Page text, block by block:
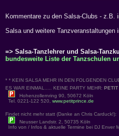
Kommentare zu den Salsa-Clubs -
Salsa und weitere Tanzveranstaltungen
=> Salsa-Tanzlehrer und Salsa-
bundesweite Liste der Tanzschulen
* * KEIN SALSA MEHR IN DEN FOLGENDEN
ES WAR EINMAL..... KEINE PARTY MEHR:
Hohenzollernring 90, 50672 Köln
Tel. 0221-122 520, www.petitprince.de
Findet nicht mehr statt (Danke an Chris
Neusser Landstr. 2, 50735 Köln
Info von / Infos & aktuelle Termine bei DJ Enver